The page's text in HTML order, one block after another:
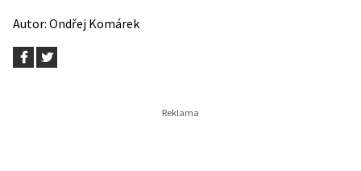
Autor: Ondřej Komárek